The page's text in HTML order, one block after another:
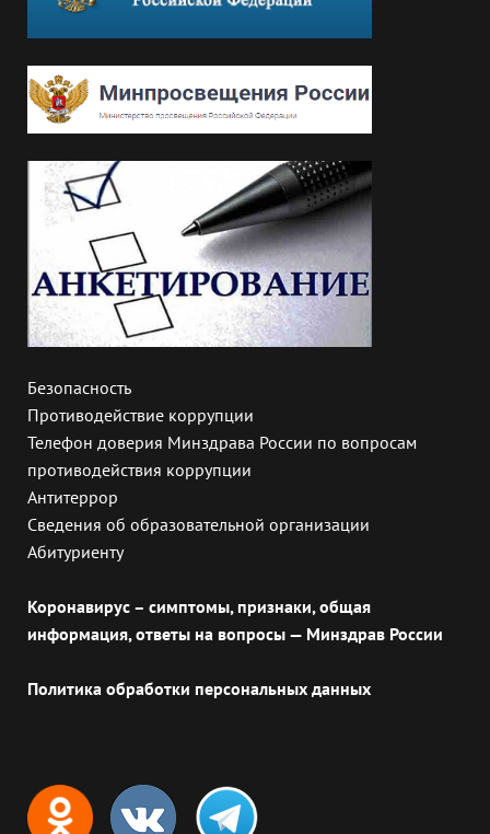
Безопасность
Противодействие коррупции
Телефон доверия Минздрава России по вопросам
противодействия коррупции
Антитеррор
Сведения об образовательной организации
Абитуриенту
Коронавирус – симптомы, признаки, общая
информация, ответы на вопросы — Минздрав России
Политика обработки персональных данных